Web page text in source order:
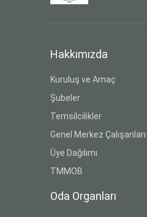
Hakkımızda
Kuruluş ve Amaç
Şubeler
Temsilcilikler
Genel Merkez Çalışanları
Üye Dağılımı
TMMOB
Oda Organları